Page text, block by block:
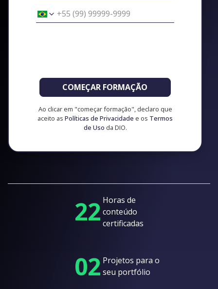
COMEÇAR FORMAÇÃO
Ao clicar em "começar formação", declaro que
aceito as Políticas de Privacidade e os Termos
de Uso da DIO.
22 Horas de
conteúdo
certificadas
02 Projetos para o
seu portfólio